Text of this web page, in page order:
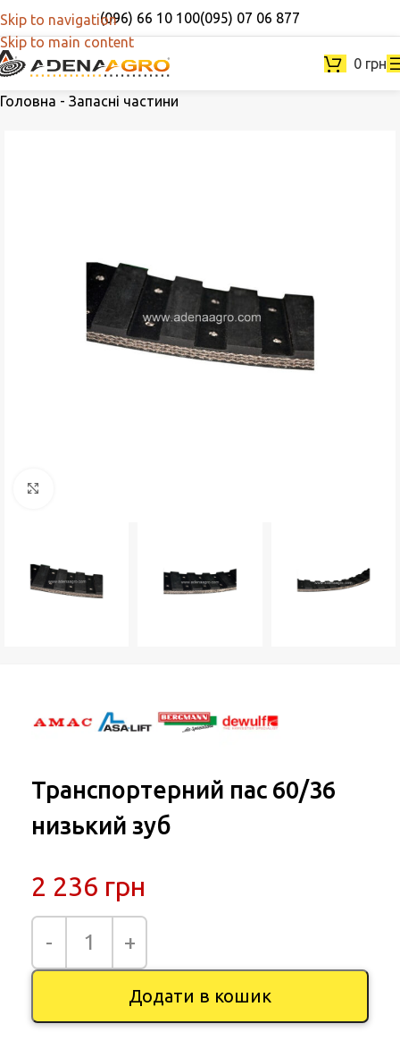
Skip to navigation
Skip to main content
(096) 66 10 100(095) 07 06 877
0 грн
Головна - Запасні частини
Транспортерний пас 60/36
низький зуб
2 236 грн
Додати в кошик